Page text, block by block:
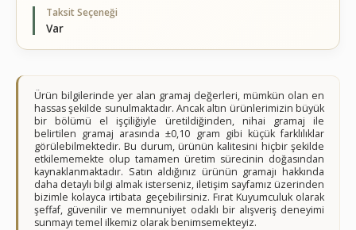
Taksit Seçeneği
Var
Ürün bilgilerinde yer alan gramaj değerleri, mümkün olan en
hassas şekilde sunulmaktadır. Ancak altın ürünlerimizin büyük
bir bölümü el işçiliğiyle üretildiğinden, nihai gramaj ile
belirtilen gramaj arasında ±0,10 gram gibi küçük farklılıklar
görülebilmektedir. Bu durum, ürünün kalitesini hiçbir şekilde
etkilememekte olup tamamen üretim sürecinin doğasından
kaynaklanmaktadır. Satın aldığınız ürünün gramajı hakkında
daha detaylı bilgi almak isterseniz, iletişim sayfamız üzerinden
bizimle kolayca irtibata geçebilirsiniz. Fırat Kuyumculuk olarak
şeffaf, güvenilir ve memnuniyet odaklı bir alışveriş deneyimi
sunmayı temel ilkemiz olarak benimsemekteyiz.